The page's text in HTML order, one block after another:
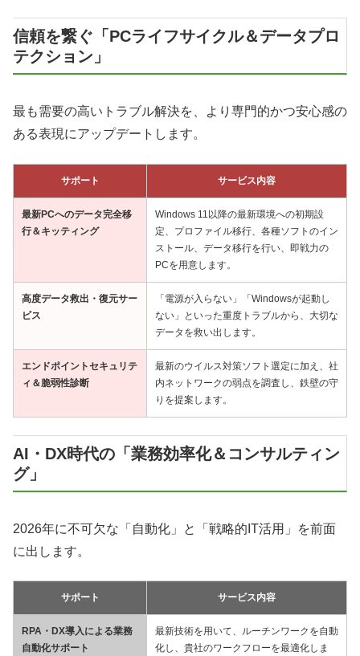
信頼を繋ぐ「PCライフサイクル＆データプロ
テクション」
最も需要の高いトラブル解決を、より専門的かつ安心感の
ある表現にアップデートします。
サポート サービス内容
最新PCへのデータ完全移
行＆キッティング
Windows 11以降の最新環境への初期設
定、プロファイル移行、各種ソフトのイン
ストール、データ移行を行い、即戦力の
PCを用意します。
高度データ救出・復元サー
ビス
「電源が入らない」「Windowsが起動し
ない」といった重度トラブルから、大切な
データを救い出します。
エンドポイントセキュリテ
ィ＆脆弱性診断
最新のウイルス対策ソフト選定に加え、社
内ネットワークの弱点を調査し、鉄壁の守
りを提案します。
AI・DX時代の「業務効率化＆コンサルティン
グ」
2026年に不可欠な「自動化」と「戦略的IT活用」を前面
に出します。
サポート サービス内容
RPA・DX導入による業務
自動化サポート
最新技術を用いて、ルーチンワークを自動
化し、貴社のワークフローを最適化しま